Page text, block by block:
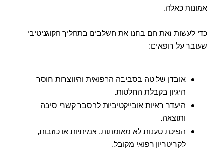
אמונות כאלה.
כדי לעשות זאת הם בחנו את השלבים בתהליך הקוגניטיבי
שעובר על רופאים:
אובדן שליטה בסביבה הרפואית והיווצרות חוסר
היגיון בקבלת החלטות.
היעדר ראיות אובייקטיביות להסבר קשרי סיבה
ותוצאה.
הפיכת טענות לא מאומתות, אמיתיות או כוזבות,
לקריטריון רפואי מקובל.